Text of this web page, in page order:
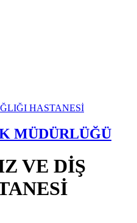
MÜDÜRLÜĞÜ
VE DİŞ